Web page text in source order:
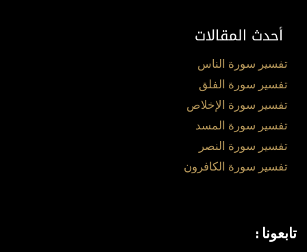
أحدث المقالات
تفسير سورة الناس
تفسير سورة الفلق
تفسير سورة الإخلاص
تفسير سورة المسد
تفسير سورة النصر
تفسير سورة الكافرون
تابعونا :